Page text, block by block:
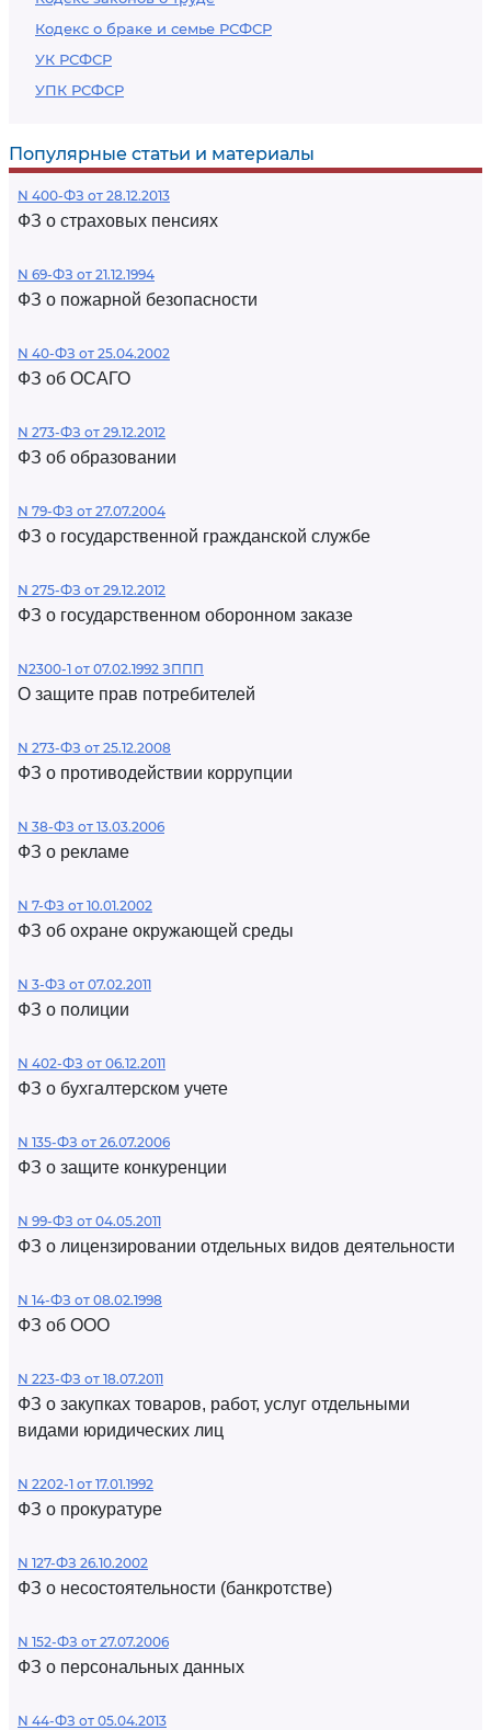
Кодекс о браке и семье РСФСР
УК РСФСР
УПК РСФСР
Популярные статьи и материалы
N 400-ФЗ от 28.12.2013
ФЗ о страховых пенсиях
N 69-ФЗ от 21.12.1994
ФЗ о пожарной безопасности
N 40-ФЗ от 25.04.2002
ФЗ об ОСАГО
N 273-ФЗ от 29.12.2012
ФЗ об образовании
N 79-ФЗ от 27.07.2004
ФЗ о государственной гражданской службе
N 275-ФЗ от 29.12.2012
ФЗ о государственном оборонном заказе
N2300-1 от 07.02.1992 ЗППП
О защите прав потребителей
N 273-ФЗ от 25.12.2008
ФЗ о противодействии коррупции
N 38-ФЗ от 13.03.2006
ФЗ о рекламе
N 7-ФЗ от 10.01.2002
ФЗ об охране окружающей среды
N 3-ФЗ от 07.02.2011
ФЗ о полиции
N 402-ФЗ от 06.12.2011
ФЗ о бухгалтерском учете
N 135-ФЗ от 26.07.2006
ФЗ о защите конкуренции
N 99-ФЗ от 04.05.2011
ФЗ о лицензировании отдельных видов деятельности
N 14-ФЗ от 08.02.1998
ФЗ об ООО
N 223-ФЗ от 18.07.2011
ФЗ о закупках товаров, работ, услуг отдельными
видами юридических лиц
N 2202-1 от 17.01.1992
ФЗ о прокуратуре
N 127-ФЗ 26.10.2002
ФЗ о несостоятельности (банкротстве)
N 152-ФЗ от 27.07.2006
ФЗ о персональных данных
N 44-ФЗ от 05.04.2013